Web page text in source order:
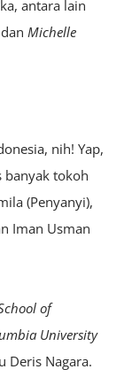
antara lain
Michelle
nih! Yap,
tokoh
(Penyanyi),
Iman Usman
of
University
Deris Nagara.